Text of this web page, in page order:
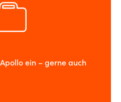
ein – gerne auch